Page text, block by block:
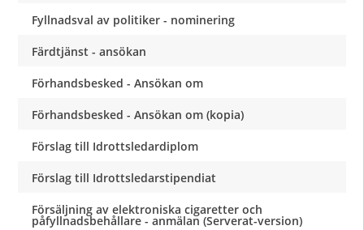
Fyllnadsval av politiker - nominering
Färdtjänst - ansökan
Förhandsbesked - Ansökan om
Förhandsbesked - Ansökan om (kopia)
Förslag till Idrottsledardiplom
Förslag till Idrottsledarstipendiat
Försäljning av elektroniska cigaretter och
påfyllnadsbehållare - anmälan (Serverat-version)